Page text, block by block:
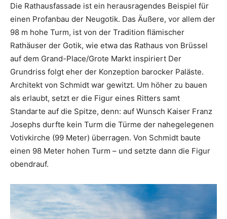
Die Rathausfassade ist ein herausragendes Beispiel für
einen Profanbau der Neugotik. Das Äußere, vor allem der
98 m hohe Turm, ist von der Tradition flämischer
Rathäuser der Gotik, wie etwa das Rathaus von Brüssel
auf dem Grand-Place/Grote Markt inspiriert Der
Grundriss folgt eher der Konzeption barocker Paläste.
Architekt von Schmidt war gewitzt. Um höher zu bauen
als erlaubt, setzt er die Figur eines Ritters samt
Standarte auf die Spitze, denn: auf Wunsch Kaiser Franz
Josephs durfte kein Turm die Türme der nahegelegenen
Votivkirche (99 Meter) überragen. Von Schmidt baute
einen 98 Meter hohen Turm – und setzte dann die Figur
obendrauf.